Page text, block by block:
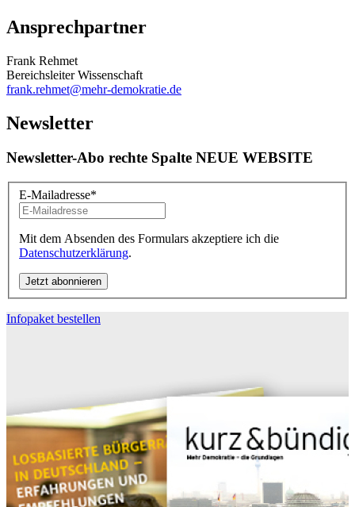
Ansprechpartner
Frank Rehmet
Bereichsleiter Wissenschaft
frank.rehmet@mehr-demokratie.de
Newsletter
Newsletter-Abo rechte Spalte NEUE WEBSITE
E-Mailadresse*
Mit dem Absenden des Formulars akzeptiere ich die
Datenschutzerklärung.
Infopaket bestellen